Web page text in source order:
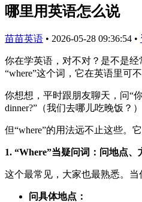
哪里用英语怎么说
苗苗英语 • 2026-05-28 09:36:54 •
你在学英语，对不对？是不是
“where”这个词，它在英语里可
你想想，平时跟朋友聊天，问“
dinner?”（我们去哪儿吃晚饭？
但“where”的用法远不止这些。
1. “Where”当疑问词：问地点、
这个最常见，大家也最熟悉。当
问具体地点：